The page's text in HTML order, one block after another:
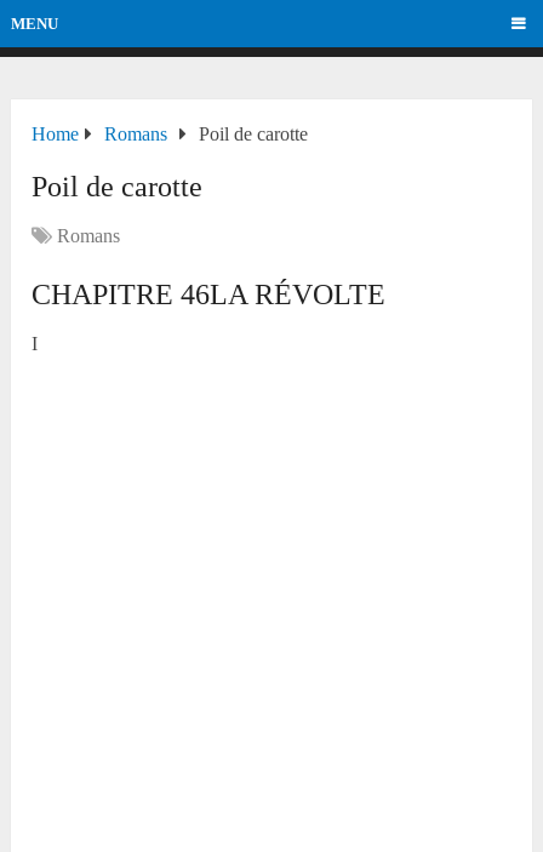
MENU
Home Romans Poil de carotte
Poil de carotte
Romans
CHAPITRE 46LA RÉVOLTE
I